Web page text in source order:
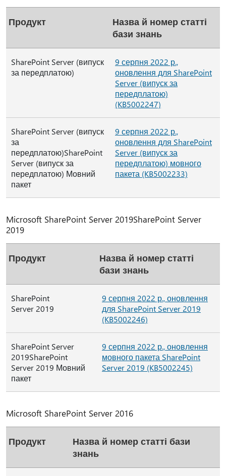
Продукт
Назва й номер статті
бази знань
SharePoint Server (випуск
за передплатою)
9 серпня 2022 р.,
оновлення для SharePoint
Server (випуск за
передплатою)
(KB5002247)
SharePoint Server (випуск
за
передплатою)SharePoint
Server (випуск за
передплатою) Мовний
пакет
9 серпня 2022 р.,
оновлення для SharePoint
Server (випуск за
передплатою) мовного
пакета (KB5002233)
Microsoft SharePoint Server 2019SharePoint Server
2019
Продукт
Назва й номер статті
бази знань
SharePoint
Server 2019
9 серпня 2022 р., оновлення
для SharePoint Server 2019
(KB5002246)
SharePoint Server
2019SharePoint
Server 2019 Мовний
пакет
9 серпня 2022 р., оновлення
мовного пакета SharePoint
Server 2019 (KB5002245)
Microsoft SharePoint Server 2016
Продукт
Назва й номер статті бази
знань